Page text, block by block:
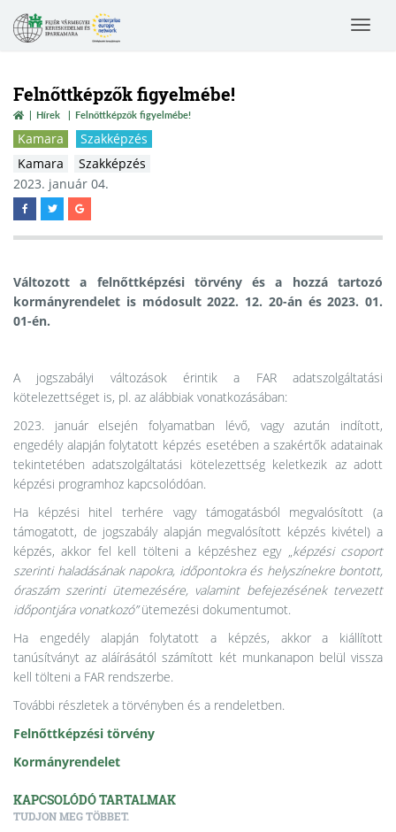
Toggle
Felnőttképzők figyelmébe!
Hírek Felnőttképzők figyelmébe!
Kamara
Szakképzés
Kamara
Szakképzés
2023. január 04.
Változott a felnőttképzési törvény és a hozzá tartozó
kormányrendelet is módosult 2022. 12. 20-án és 2023. 01.
01-én.
A jogszabályi változások érintik a FAR adatszolgáltatási
kötelezettséget is, pl. az alábbiak vonatkozásában:
2023. január elsején folyamatban lévő, vagy azután indított,
engedély alapján folytatott képzés esetében a szakértők adatainak
tekintetében adatszolgáltatási kötelezettség keletkezik az adott
képzési programhoz kapcsolódóan.
Ha képzési hitel terhére vagy támogatásból megvalósított (a
támogatott, de jogszabály alapján megvalósított képzés kivétel) a
képzés, akkor fel kell tölteni a képzéshez egy „képzési csoport
szerinti haladásának napokra, időpontokra és helyszínekre bontott,
óraszám szerinti ütemezésére, valamint befejezésének tervezett
időpontjára vonatkozó”ütemezési dokumentumot.
Ha engedély alapján folytatott a képzés, akkor a kiállított
tanúsítványt az aláírásától számított két munkanapon belül vissza
kell tölteni a FAR rendszerbe.
További részletek a törvényben és a rendeletben.
Felnőttképzési törvény
Kormányrendelet
KAPCSOLÓDÓ TARTALMAK
TUDJON MEG TÖBBET.